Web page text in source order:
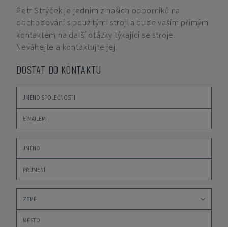
Petr Strýček je jedním z našich odborníků na
obchodování s použitými stroji a bude vaším přímým
kontaktem na další otázky týkající se stroje.
Neváhejte a kontaktujte jej.
DOSTAT DO KONTAKTU